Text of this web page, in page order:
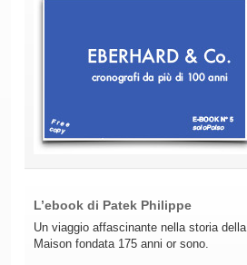
L’ebook di Patek Philippe
Un viaggio affascinante nella storia della
Maison fondata 175 anni or sono.